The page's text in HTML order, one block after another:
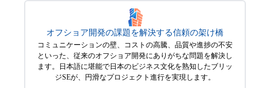
オフショア開発の課題を解決する信頼の架け橋
コミュニケーションの壁、コストの高騰、品質や進捗の不安
といった、従来のオフショア開発にありがちな問題を解決し
ます。日本語に堪能で日本のビジネス文化を熟知したブリッ
ジSEが、円滑なプロジェクト進行を実現します。